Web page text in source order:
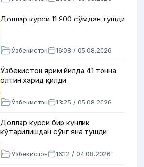
Доллар курси 11 900 сўмдан тушди
Ўзбекистон 16:08 / 05.08.2026
Ўзбекистон ярим йилда 41 тонна
олтин харид қилди
Ўзбекистон 13:25 / 05.08.2026
Доллар курси бир кунлик
кўтарилишдан сўнг яна тушди
Ўзбекистон 16:12 / 04.08.2026